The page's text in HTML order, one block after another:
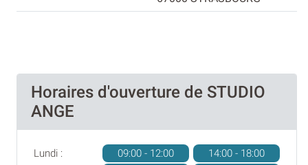
Horaires d'ouverture de STUDIO
ANGE
Lundi : 09:00 - 12:00
14:00 - 18:00